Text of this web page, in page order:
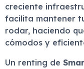
creciente
facilita mantener
rodar, haciendo
cómodos y
Un renting de